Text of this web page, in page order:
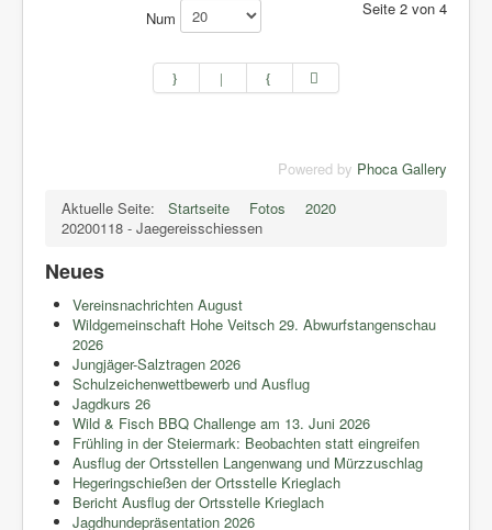
Num Seite 2 von 4
Powered by Phoca Gallery
Aktuelle Seite:
Startseite Fotos
2020
20200118 - Jaegereisschiessen
Neues
Vereinsnachrichten August
Wildgemeinschaft Hohe Veitsch 29. Abwurfstangenschau
2026
Jungjäger-Salztragen 2026
Schulzeichenwettbewerb und Ausflug
Jagdkurs 26
Wild & Fisch BBQ Challenge am 13. Juni 2026
Frühling in der Steiermark: Beobachten statt eingreifen
Ausflug der Ortsstellen Langenwang und Mürzzuschlag
Hegeringschießen der Ortsstelle Krieglach
Bericht Ausflug der Ortsstelle Krieglach
Jagdhundepräsentation 2026